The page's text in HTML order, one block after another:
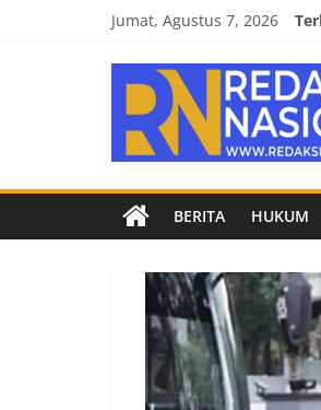
Jumat, Agustus 7, 2026
Redaksi
Nasional
Berita
terpercaya
netral
BERITA HUKUM